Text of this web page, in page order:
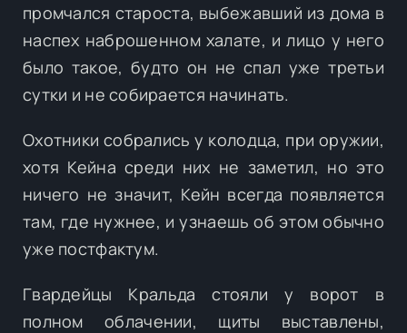
промчался староста, выбежавший из дома в
наспех наброшенном халате, и лицо у него
было такое, будто он не спал уже третьи
сутки и не собирается начинать.
Охотники собрались у колодца, при оружии,
хотя Кейна среди них не заметил, но это
ничего не значит, Кейн всегда появляется
там, где нужнее, и узнаешь об этом обычно
уже постфактум.
Гвардейцы Кральда стояли у ворот в
полном облачении, щиты выставлены,